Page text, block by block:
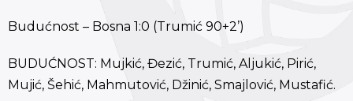
Budućnost – Bosna 1:0 (Trumić 90+2’)
BUDUĆNOST: Mujkić, Đezić, Trumić, Aljukić, Pirić,
Mujić, Šehić, Mahmutović, Džinić, Smajlović, Mustafić.